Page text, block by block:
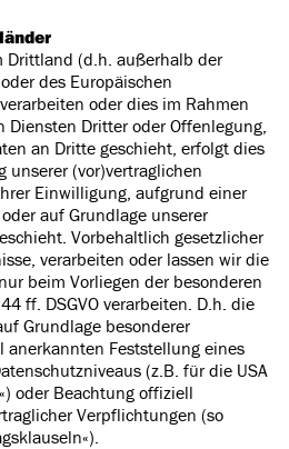
Drittland (d.h. außerhalb der
des Europäischen
oder dies im Rahmen
Diensten Dritter oder Offenlegung,
an Dritte geschieht, erfolgt dies
unserer (vor)vertraglichen
Einwilligung, aufgrund einer
auf Grundlage unserer
Vorbehaltlich gesetzlicher
verarbeiten oder lassen wir die
beim Vorliegen der besonderen
ff. DSGVO verarbeiten. D.h. die
Grundlage besonderer
anerkannten Feststellung eines
(z.B. für die USA
oder Beachtung offiziell
Verpflichtungen (so